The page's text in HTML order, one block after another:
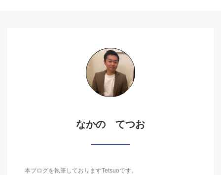
なかの てつお
本ブログを執筆しておりますTetsuoです。